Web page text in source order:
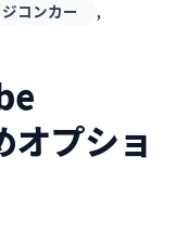
コンカー ,
プショ